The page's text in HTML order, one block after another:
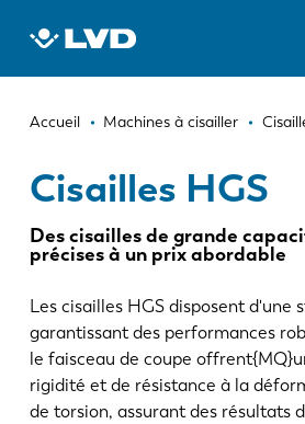
Fil
Accueil Machines à cisailler
Cisailles HGS
Des cisailles de grande
précises à un prix abordable
Les cisailles HGS disposent d'une
garantissant des performances
le faisceau de coupe
rigidité et de résistance à la
de torsion, assurant des résultats
CISAILLES HGS
MACHINES DE DÉCOUPE LASER
POINÇONNEUSES
MACHINES À CISAILLER
LOGICIELS
SERVICE CLIENT